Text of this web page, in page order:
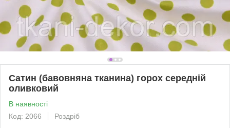
Сатин (бавовняна тканина) горох середній
оливковий
В наявності
Код: 2066
Роздріб